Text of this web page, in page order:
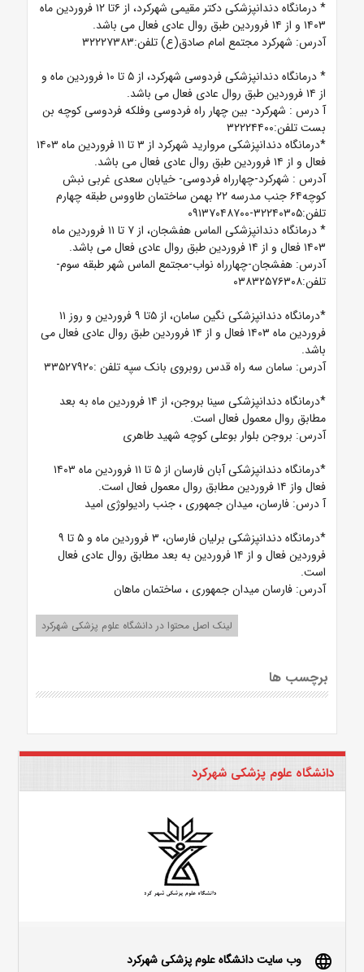
*
درمانگاه دندانپزشکی دکتر مقیمی شهرکرد، از ۶تا ۱۲ فروردین ماه
۱۴۰۳ و از ۱۴ فروردین طبق روال عادی فعال می باشد.
آدرس: شهرکرد مجتمع امام صادق(ع) تلفن:۳۲۲۲۷۳۸۳
*
درمانگاه دندانپزشکی فردوسی شهرکرد، از ۵ تا ۱۰ فروردین ماه و
از ۱۴ فروردین طبق روال عادی فعال می باشد.
آدرس : شهرکرد- بین چهار راه فردوسی وفلکه فردوسی کوچه بن
بست تلفن:۳۲۲۲۴۴۰۰
*درمانگاه دندانپزشکی مروارید شهرکرد از ۳ تا ۱۱ فروردین ماه ۱۴۰۳
فعال و از ۱۴ فروردین طبق روال عادی فعال می باشد.
آدرس : شهرکرد-چهارراه فردوسی- خیابان سعدی غربی نبش
کوچه۶۴ جنب مدرسه ۲۲ بهمن ساختمان طاووس طبقه چهارم
تلفن:۳۲۲۴۰۳۰۵-۰۹۱۳۷۰۴۸۷۰۰
*درمانگاه دندانپزشکی الماس هفشجان،
از ۷ تا ۱۱ فروردین ماه
۱۴۰۳ فعال و از ۱۴ فروردین طبق روال عادی فعال می باشد.
آدرس: هفشجان-چهارراه نواب-مجتمع الماس شهر طبقه سوم-
تلفن:۰۳۸۳۲۵۷۶۳۰۸
*درمانگاه دندانپزشکی نگین سامان،
از ۵تا ۹ فروردین و روز ۱۱
فروردین ماه ۱۴۰۳ فعال و از ۱۴ فروردین طبق روال عادی فعال می
باشد.
آدرس: سامان سه راه قدس روبروی بانک سپه تلفن :۳۳۵۲۷۹۲۰
*درمانگاه دندانپزشکی سینا بروجن،
از ۱۴ فروردین ماه به بعد
مطابق روال معمول فعال است.
آدرس: بروجن بلوار بوعلی کوچه شهید طاهری
*درمانگاه دندانپزشکی آبان فارسان از ۵ تا ۱۱ فروردین ماه ۱۴۰۳
فعال واز ۱۴ فروردین مطابق روال معمول فعال است.
آدرس: فارسان، میدان جمهوری ، جنب رادیولوژی امید
*درمانگاه دندانپزشکی برلیان فارسان، ۳ فروردین ماه و ۵ تا ۹
فروردین فعال و از ۱۴ فروردین به بعد مطابق روال عادی فعال
است.
آدرس: فارسان میدان جمهوری ، ساختمان ماهان
لینک اصل محتوا در دانشگاه علوم پزشکی شهرکرد
برچسب ها
دانشگاه علوم پزشکی شهرکرد
language وب سایت دانشگاه علوم پزشکی شهرکرد